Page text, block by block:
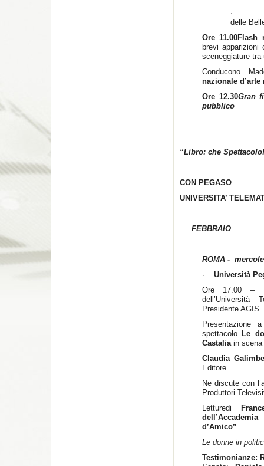
delle
Ore 11.00Flash
brevi
sceneggiature tra
Conducono
nazionale d’arte
Ore 12.30Gran
pubblico
“Libro: che
CON PEGASO
UNIVERSITA’
FEBBRAIO
ROMA -
· Università
Ore 17.00
Presidente AGIS
spettacolo Le
Castaliain scena
Claudia
Editore
Ne discute con
Produttori
Letturedi
d’Amico”
Le donne in
Testimonianze: